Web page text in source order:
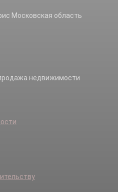
Московская область